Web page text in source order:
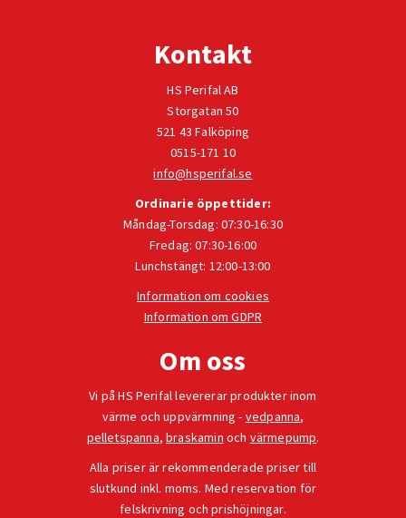
Kontakt
HS Perifal AB
Storgatan 50
521 43 Falköping
0515-171 10
info@hsperifal.se
Ordinarie öppettider:
Måndag-Torsdag: 07:30-16:30
Fredag: 07:30-16:00
Lunchstängt: 12:00-13:00
Information om cookies
Information om GDPR
Om oss
Vi på HS Perifal levererar produkter inom
värme och uppvärmning - vedpanna,
pelletspanna,braskamin och värmepump.
Alla priser är rekommenderade priser till
slutkund inkl. moms. Med reservation för
felskrivning och prishöjningar.